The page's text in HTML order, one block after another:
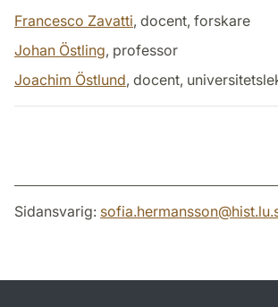
Francesco Zavatti, docent, forskare
Johan Östling, professor
Joachim Östlund, docent,
Sidansvarig: sofia.hermansson@hist.lu.